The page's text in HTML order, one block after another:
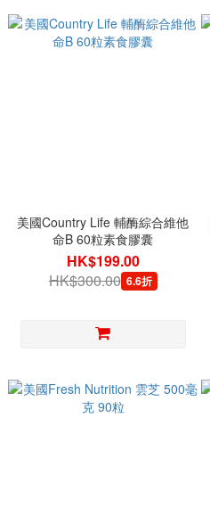
美國Country Life 輔酶綜合維他
命B 60粒素食膠囊
HK$199.00
HK$300.00 6.6折